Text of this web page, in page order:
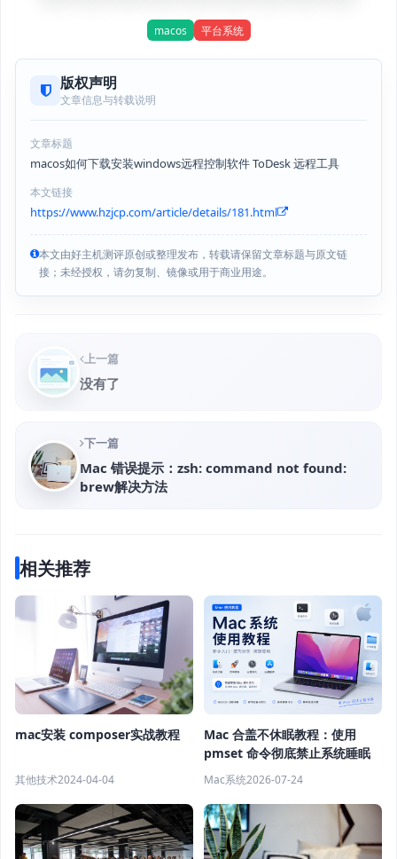
macos 平台系统
版权声明
文章信息与转载说明
文章标题
macos如何下载安装windows远程控制软件 ToDesk 远程工具
本文链接
https://www.hzjcp.com/article/details/181.html
本文由好主机测评原创或整理发布，转载请保留文章标题与原文链
接；未经授权，请勿复制、镜像或用于商业用途。
上一篇
没有了
下一篇
Mac 错误提示：zsh: command not found:
brew解决方法
相关推荐
mac安装 composer实战教程
其他技术2024-04-04
Mac 合盖不休眠教程：使用
pmset 命令彻底禁止系统睡眠
Mac系统2026-07-24